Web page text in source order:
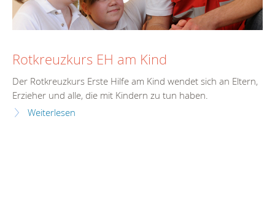
Rotkreuzkurs EH am Kind
Der Rotkreuzkurs Erste Hilfe am Kind wendet sich an Eltern,
Erzieher und alle, die mit Kindern zu tun haben.
Weiterlesen